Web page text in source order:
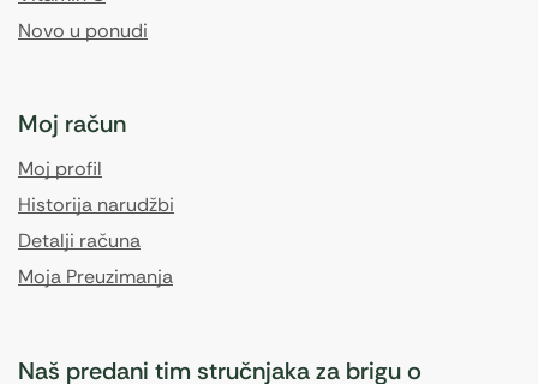
Novo u ponudi
Moj račun
Moj profil
Historija narudžbi
Detalji računa
Moja Preuzimanja
Naš predani tim stručnjaka za brigu o